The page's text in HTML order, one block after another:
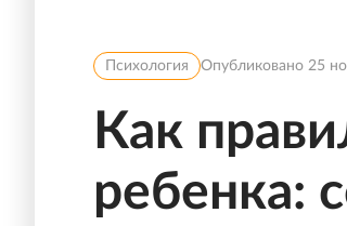
Психология Опубликовано 25
Как
ребенка: